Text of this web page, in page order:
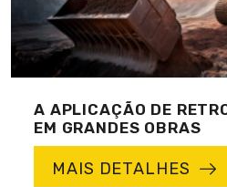
A APLICAÇÃO DE
EM GRANDES OBRAS
MAIS DETALHES